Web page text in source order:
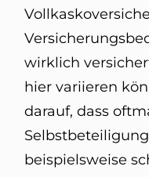
wirklich
hier variieren
darauf, dass
beispielsweise